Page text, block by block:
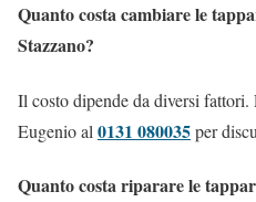
Quanto costa cambiare le
Stazzano?
Il costo dipende da diversi fattori.
Eugenio al 0131 080035per
Quanto costa riparare le